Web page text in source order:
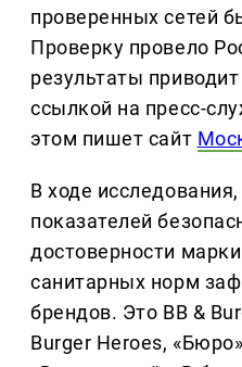
проверенных сетей
Проверку провело
результаты
ссылкой на пресс-
этом пишет сайт
В ходе
показателей
достоверности
санитарных норм
брендов. Это BB &
Burger Heroes,